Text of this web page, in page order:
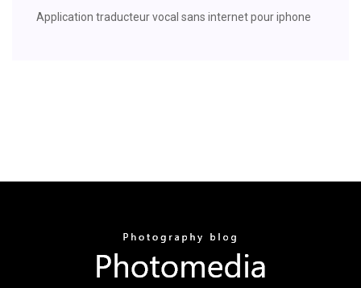
Application traducteur vocal sans internet pour iphone